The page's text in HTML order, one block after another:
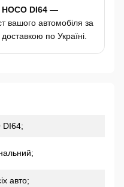
HOCO DI64 —
вашого автомобіля за
по Україні.
DI64;
авто;